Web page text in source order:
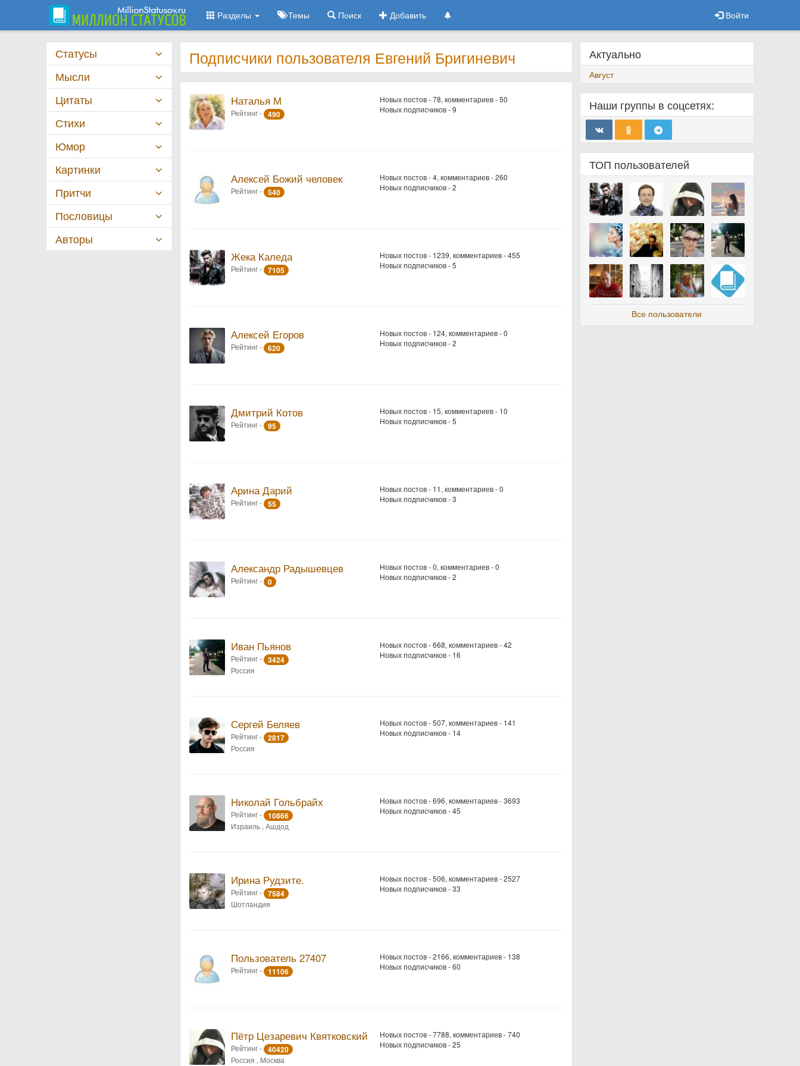
Разделы Темы Поиск Добавить Войти
Подписчики пользователя Евгений Бригиневич
Наталья М
Рейтинг - 490
Новых постов - 78, комментариев - 50
Новых подписчиков - 9
Алексей Божий человек
Рейтинг - 540
Новых постов - 4, комментариев - 260
Новых подписчиков - 2
Жека Каледа
Рейтинг - 7105
Новых постов - 1239, комментариев - 455
Новых подписчиков - 5
Алексей Егоров
Рейтинг - 620
Новых постов - 124, комментариев - 0
Новых подписчиков - 2
Дмитрий Котов
Рейтинг - 95
Новых постов - 15, комментариев - 10
Новых подписчиков - 5
Арина Дарий
Рейтинг - 55
Новых постов - 11, комментариев - 0
Новых подписчиков - 3
Александр Радышевцев
Рейтинг - 0
Новых постов - 0, комментариев - 0
Новых подписчиков - 2
Иван Пьянов
Рейтинг - 3424
Россия
Новых постов - 668, комментариев - 42
Новых подписчиков - 16
Сергей Беляев
Рейтинг - 2817
Россия
Новых постов - 507, комментариев - 141
Новых подписчиков - 14
Николай Гольбрайх
Рейтинг - 10866
Израиль , Ашдод
Новых постов - 696, комментариев - 3693
Новых подписчиков - 45
Ирина Рудзите.
Рейтинг - 7584
Шотландия
Новых постов - 506, комментариев - 2527
Новых подписчиков - 33
Пользователь 27407
Рейтинг - 11106
Новых постов - 2166, комментариев - 138
Новых подписчиков - 60
Пётр Цезаревич Квятковский
Рейтинг - 40420
Россия , Москва
Новых постов - 7788, комментариев - 740
Новых подписчиков - 25
Актуально
Август
Наши группы в соцсетях:
ТОП пользователей
Все пользователи
Статусы
Мысли
Цитаты
Стихи
Юмор
Картинки
Притчи
Пословицы
Авторы